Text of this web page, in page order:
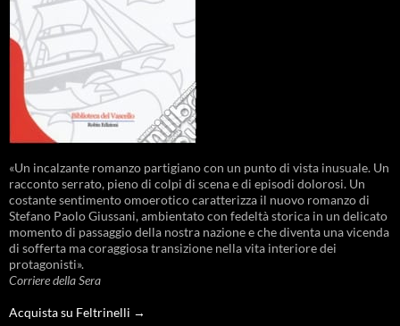
«Un incalzante romanzo partigiano con un punto di vista inusuale. Un
racconto serrato, pieno di colpi di scena e di episodi dolorosi. Un
costante sentimento omoerotico caratterizza il nuovo romanzo di
Stefano Paolo Giussani, ambientato con fedeltà storica in un delicato
momento di passaggio della nostra nazione e che diventa una vicenda
di sofferta ma coraggiosa transizione nella vita interiore dei
protagonisti».
Corriere della Sera
Acquista su Feltrinelli →